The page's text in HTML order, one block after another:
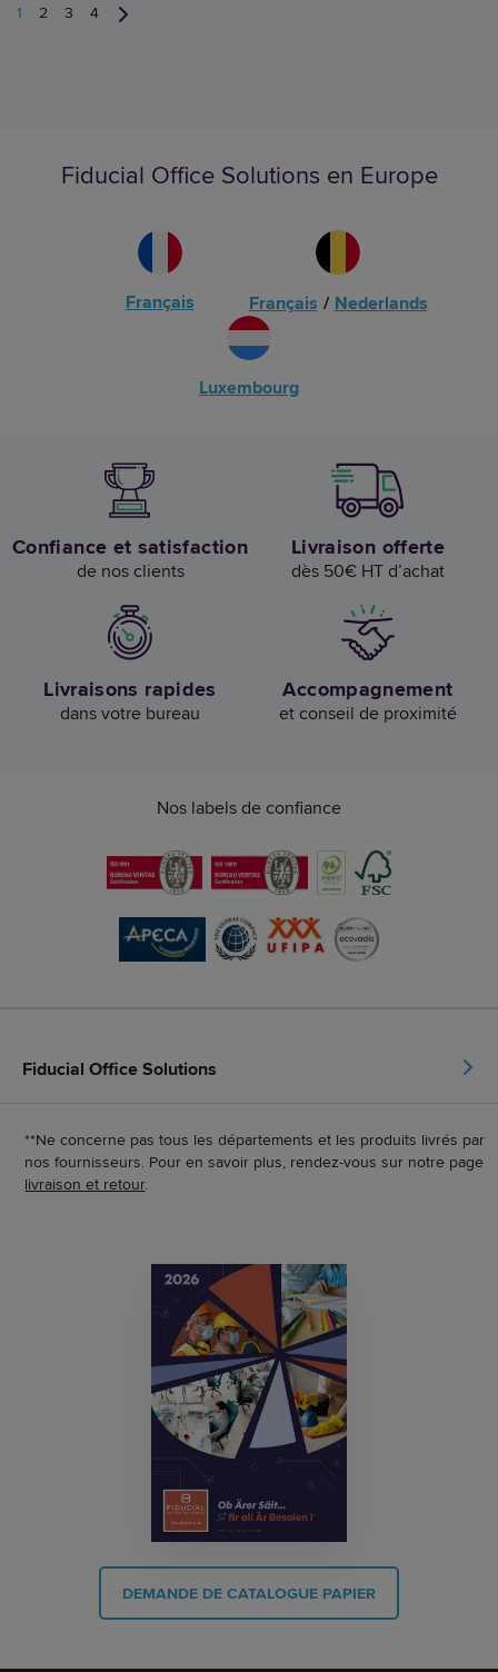
1 2 3 4
Fiducial Office Solutions en Europe
Français Français / Nederlands
Luxembourg
Confiance et satisfaction
de nos clients
Livraison offerte
dès 50€ HT d’achat
Livraisons rapides
dans votre bureau
Accompagnement
et conseil de proximité
Nos labels de confiance
Fiducial Office Solutions
**Ne concerne pas tous les départements et les produits livrés par
nos fournisseurs. Pour en savoir plus, rendez-vous sur notre page
livraison et retour.
DEMANDE DE CATALOGUE PAPIER